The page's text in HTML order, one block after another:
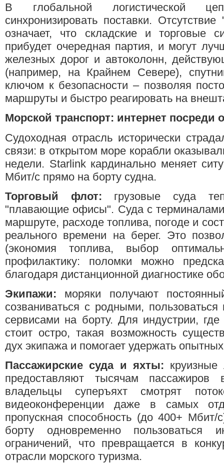
В глобальной логистической
синхронизировать поставки.
означает, что складские и торговые
прибудет очередная партия, и могут
железных дорог и автоколонн,
(например, на Крайнем Севере),
ключом к безопасности – позволяя
маршруты и быстро реагировать на
Морской транспорт: интернет посреди
Судоходная отрасль исторически
связи: в открытом море корабли
недели. Starlink кардинально меняет
Мбит/с прямо на борту судна.
Торговый флот: грузовые суда
"плавающие офисы". Суда с
маршруте, расходе топлива, погоде и
реального времени на берег. Это
(экономия топлива, выбор
профилактику: поломки можно
благодаря дистанционной диагностике
Экипажи: моряки получают
созваниваться с родными,
сервисами на борту. Для индустрии,
стоит остро, такая возможность
дух экипажа и помогает удержать
Пассажирские суда и яхты:
предоставляют тысячам пассажиров
владельцы суперъяхт смотрят
видеоконференции даже в самых
пропускная способность (до 400+ Мбит/
борту одновременно пользоваться
ограничений, что превращается в
отрасли морского туризма.